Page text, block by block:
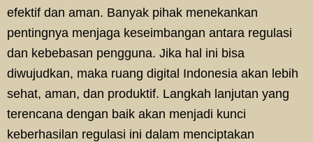
efektif dan aman. Banyak pihak menekankan
pentingnya menjaga keseimbangan antara regulasi
dan kebebasan pengguna. Jika hal ini bisa
diwujudkan, maka ruang digital Indonesia akan lebih
sehat, aman, dan produktif. Langkah lanjutan yang
terencana dengan baik akan menjadi kunci
keberhasilan regulasi ini dalam menciptakan